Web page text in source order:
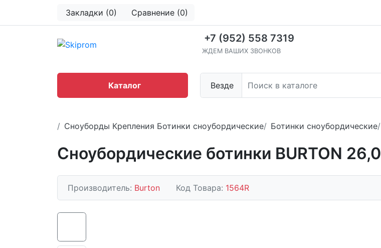
Закладки (0) Сравнение (0)
+7 (952) 558 7319
ЖДЕМ ВАШИХ ЗВОНКОВ
Везде
Каталог
Сноуборды Крепления Ботинки сноубордические Ботинки сноубордические
Сноубордические ботинки BURTON 26,0
Производитель: Burton Код Товара: 1564R